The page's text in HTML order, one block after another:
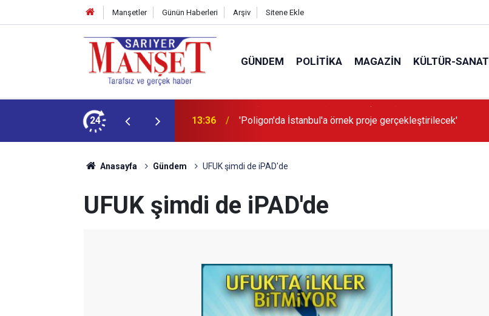
Manşetler Günün Haberleri Arşiv Sitene Ekle
GÜNDEM POLITIKA MAGAZIN KÜLTÜR-SANAT
24 13:36 'Poligon'da İstanbul'a örnek proje gerçekleştirilecek'
Anasayfa Gündem UFUK şimdi de iPAD'de
UFUK şimdi de iPAD'de